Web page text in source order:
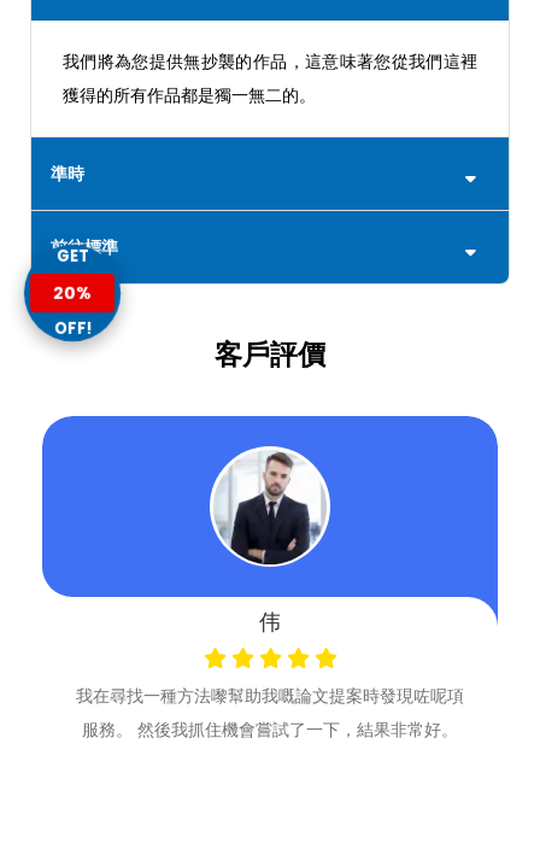
我們將為您提供無抄襲的作品，這意味著您從我們這裡
獲得的所有作品都是獨一無二的。
準時
前往標準
客戶評價
伟
我在尋找一種方法嚟幫助我嘅論文提案時發現咗呢項
服務。 然後我抓住機會嘗試了一下，結果非常好。
GET
20%
OFF!